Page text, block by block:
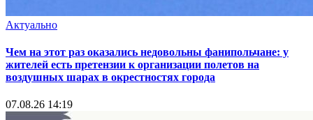
Актуально
Чем на этот раз оказались недовольны фанипольчане: у
жителей есть претензии к организации полетов на
воздушных шарах в окрестностях города
07.08.26 14:19